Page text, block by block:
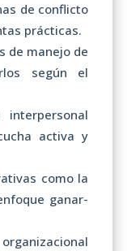
de conflicto
prácticas.
de manejo de
según el
activa y
como la
ganar-